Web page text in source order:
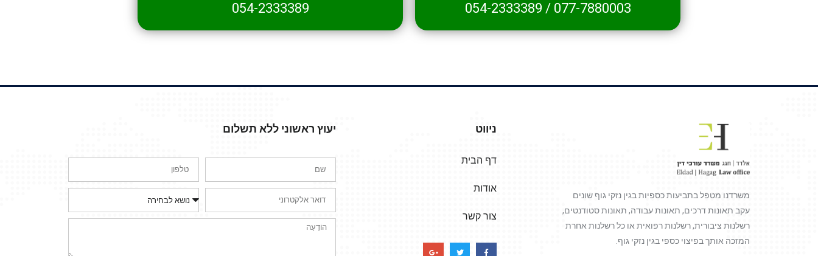
077-7880003
/
054-2333389
054-2333389
משרדנו מטפל בתביעות כספיות בגין נזקי גוף שונים
עקב תאונות דרכים, תאונות עבודה, תאונות סטודנטים,
רשלנות ציבורית, רשלנות רפואית או כל רשלנות אחרת
המזכה אותך בפיצוי כספי בגין נזקי גוף.
ניווט
דף הבית
אודות
צור קשר
יעוץ ראשוני ללא תשלום